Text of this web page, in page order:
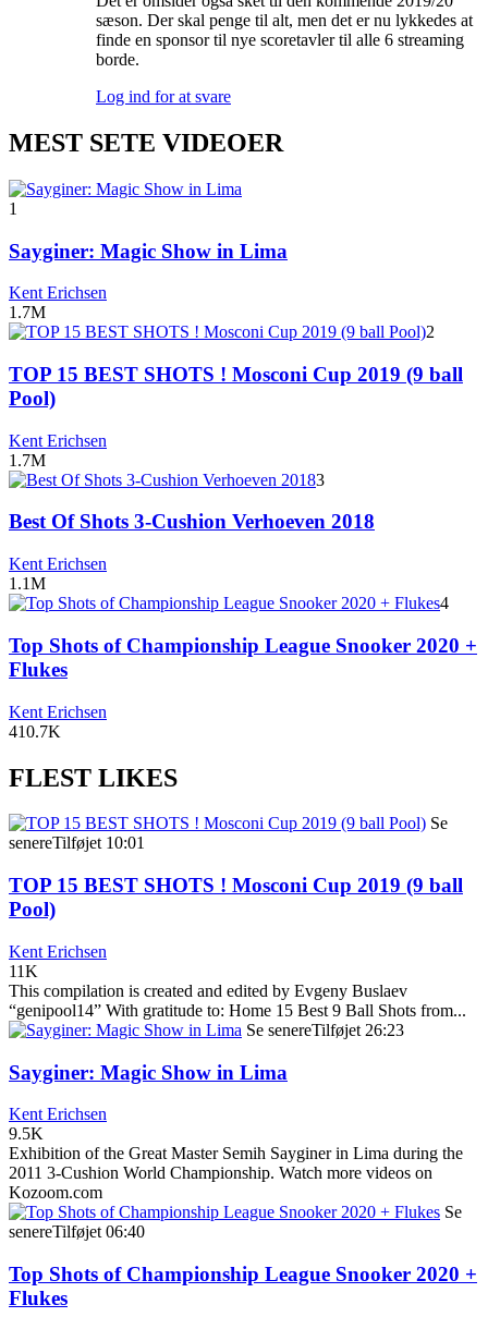
sæson. Der skal penge til alt, men det er nu lykkedes at
finde en sponsor til nye scoretavler til alle 6 streaming
borde.
Log ind for at svare
MEST SETE VIDEOER
1
Sayginer: Magic Show in Lima
Kent Erichsen
1.7M
2
TOP 15 BEST SHOTS ! Mosconi Cup 2019 (9 ball
Pool)
Kent Erichsen
1.7M
3
Best Of Shots 3-Cushion Verhoeven 2018
Kent Erichsen
1.1M
4
Top Shots of Championship League Snooker 2020 +
Flukes
Kent Erichsen
410.7K
FLEST LIKES
Se
senereTilføjet 10:01
TOP 15 BEST SHOTS ! Mosconi Cup 2019 (9 ball
Pool)
Kent Erichsen
11K
This compilation is created and edited by Evgeny Buslaev
“genipool14” With gratitude to: Home 15 Best 9 Ball Shots from...
Se senereTilføjet 26:23
Sayginer: Magic Show in Lima
Kent Erichsen
9.5K
Exhibition of the Great Master Semih Sayginer in Lima during the
2011 3-Cushion World Championship. Watch more videos on
Kozoom.com
Se
senereTilføjet 06:40
Top Shots of Championship League Snooker 2020 +
Flukes